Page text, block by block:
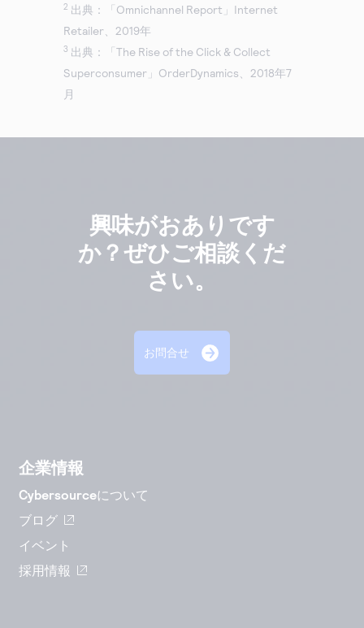
2 出典：「Omnichannel Report」Internet
Retailer、2019年
3 出典：「The Rise of the Click & Collect
Superconsumer」OrderDynamics、2018年7
月
興味がおありです
か？ぜひご相談くだ
さい。
お問合せ
企業情報
Cybersourceについて
ブログ
イベント
採用情報